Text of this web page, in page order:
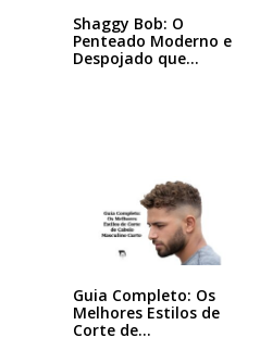
Shaggy Bob: O
Penteado Moderno e
Despojado que
Guia Completo: Os
Melhores Estilos de
Corte de…